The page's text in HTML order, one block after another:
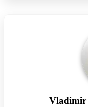
Vladimir